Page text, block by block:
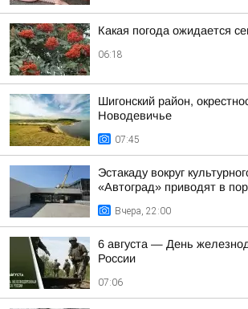
Какая погода ожидается
06:18
Шигонский район,
Новодевичье
07:45
Эстакаду вокруг
«Автоград» приводят в
Вчера, 22:00
6 августа — День
России
07:06